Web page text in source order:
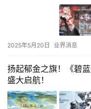
2025年5月20日 业界消息
扬起郁金之旗！《碧
盛大启航！